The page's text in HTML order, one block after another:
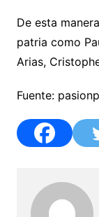
De esta
patria como
Arias,
Fuente: